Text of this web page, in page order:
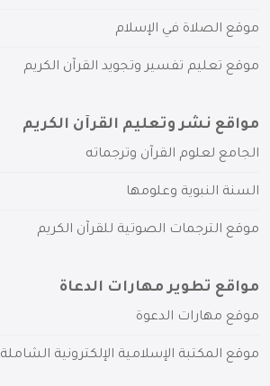
موقع الصلاة في الإسلام
موقع تعليم تفسير وتجويد القرآن الكريم
مواقع نشر وتعليم القرآن الكريم
الجامع لعلوم القرآن وترجماته
السنة النبوية وعلومها
موقع الترجمات الصوتية للقرآن الكريم
مواقع تطوير مهارات الدعاة
موقع مهارات الدعوة
موقع المكتبة الإسلامية الإلكترونية الشاملة